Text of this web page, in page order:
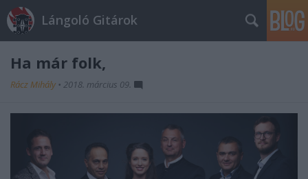
Lángoló Gitárok
Ha már folk,
Rácz Mihály • 2018. március 09.